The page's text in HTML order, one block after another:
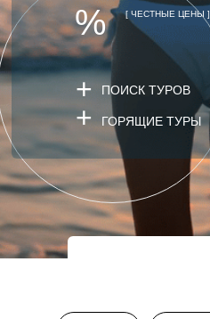
%
[ ЧЕСТНЫЕ ЦЕНЫ ]
ГОРЯЩИЕ ТУРЫ
ПОИСК ТУРОВ
+
+